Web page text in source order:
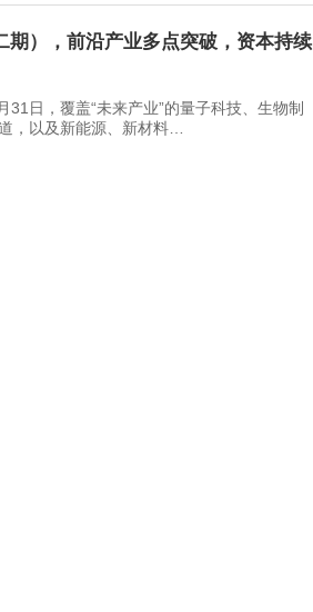
），前沿产业多点突破，资本持续
，覆盖“未来产业”的量子科技、生物制
，以及新能源、新材料…